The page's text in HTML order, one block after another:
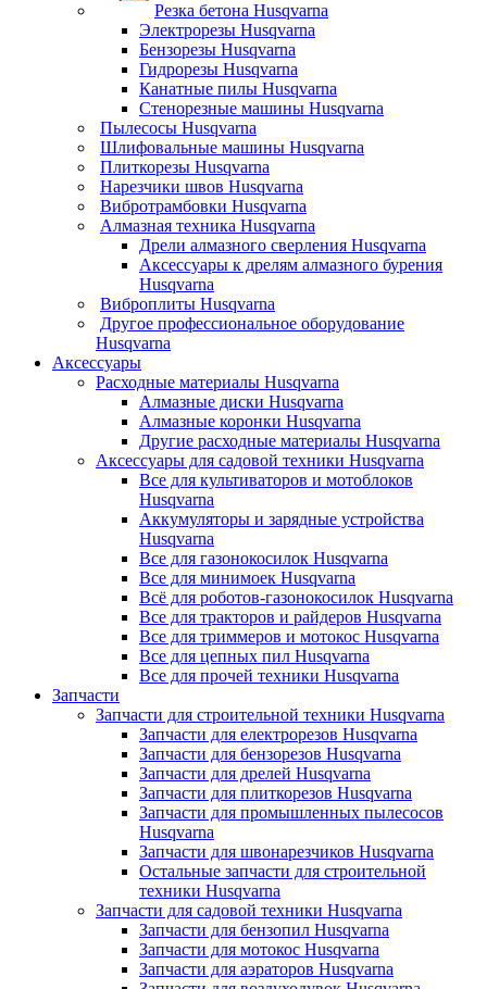
Резка бетона Husqvarna
Электрорезы Husqvarna
Бензорезы Husqvarna
Гидрорезы Husqvarna
Канатные пилы Husqvarna
Стенорезные машины Husqvarna
Пылесосы Husqvarna
Шлифовальные машины Husqvarna
Плиткорезы Husqvarna
Нарезчики швов Husqvarna
Вибротрамбовки Husqvarna
Алмазная техника Husqvarna
Дрели алмазного сверления Husqvarna
Аксессуары к дрелям алмазного бурения
Husqvarna
Виброплиты Husqvarna
Другое профессиональное оборудование
Husqvarna
Аксессуары
Расходные материалы Husqvarna
Алмазные диски Husqvarna
Алмазные коронки Husqvarna
Другие расходные материалы Husqvarna
Аксессуары для садовой техники Husqvarna
Все для культиваторов и мотоблоков
Husqvarna
Аккумуляторы и зарядные устройства
Husqvarna
Все для газонокосилок Husqvarna
Все для минимоек Husqvarna
Всё для роботов-газонокосилок Husqvarna
Все для тракторов и райдеров Husqvarna
Все для триммеров и мотокос Husqvarna
Все для цепных пил Husqvarna
Все для прочей техники Husqvarna
Запчасти
Запчасти для строительной техники Husqvarna
Запчасти для електрорезов Husqvarna
Запчасти для бензорезов Husqvarna
Запчасти для дрелей Husqvarna
Запчасти для плиткорезов Husqvarna
Запчасти для промышленных пылесосов
Husqvarna
Запчасти для швонарезчиков Husqvarna
Остальные запчасти для строительной
техники Husqvarna
Запчасти для садовой техники Husqvarna
Запчасти для бензопил Husqvarna
Запчасти для мотокос Husqvarna
Запчасти для аэраторов Husqvarna